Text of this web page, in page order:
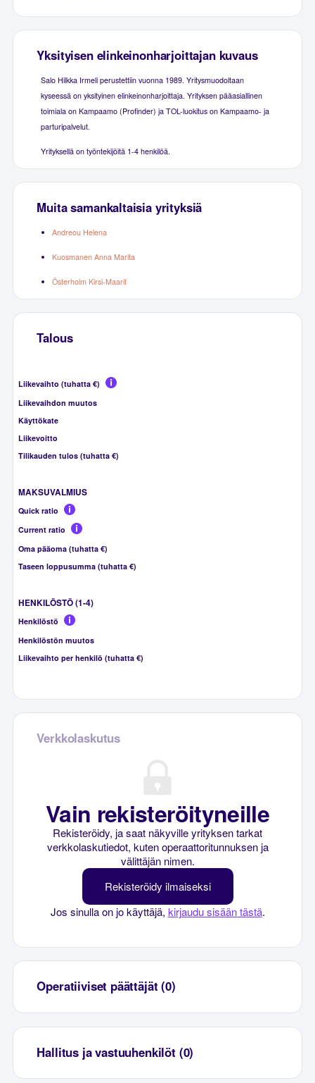
Yksityisen elinkeinonharjoittajan kuvaus
Salo Hilkka Irmeli perustettiin vuonna 1989. Yritysmuodoltaan
kyseessä on yksityinen elinkeinonharjoittaja. Yrityksen pääasiallinen
toimiala on Kampaamo (Profinder) ja TOL-luokitus on Kampaamo- ja
parturipalvelut.
Yrityksellä on työntekijöitä 1-4 henkilöä.
Muita samankaltaisia yrityksiä
Andreou Helena
Kuosmanen Anna Marita
Österholm Kirsi-Maarit
Talous
Liikevaihto (tuhatta €)
Liikevaihdon muutos
Käyttökate
Liikevoitto
Tilikauden tulos (tuhatta €)
MAKSUVALMIUS
Quick ratio
Current ratio
Oma pääoma (tuhatta €)
Taseen loppusumma (tuhatta €)
HENKILÖSTÖ (1-4)
Henkilöstö
Henkilöstön muutos
Liikevaihto per henkilö (tuhatta €)
Verkkolaskutus
Vain rekisteröityneille
Rekisteröidy, ja saat näkyville yrityksen tarkat
verkkolaskutiedot, kuten operaattoritunnuksen ja
välittäjän nimen.
Rekisteröidy ilmaiseksi
Jos sinulla on jo käyttäjä, kirjaudu sisään tästä.
Operatiiviset päättäjät (0)
Hallitus ja vastuuhenkilöt (0)